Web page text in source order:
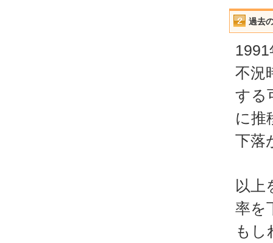
過去
不況
する
に推
下落
以上
率を
もし